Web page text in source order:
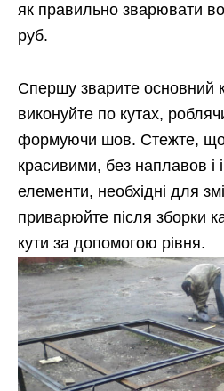
як правильно зварювати
руб.
Спершу зварите основний
виконуйте по кутах,
формуючи шов. Стежте,
красивими, без наплавов і
елементи, необхідні для
приварюйте після зборки
кути за допомогою рівня.